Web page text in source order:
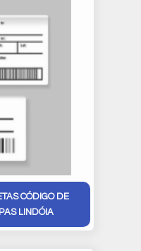
CÓDIGO DE
LINDÓIA